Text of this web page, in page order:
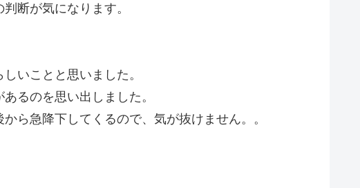
断が気になります。
いことと思いました。
るのを思い出しました。
ら急降下してくるので、気が抜けません。。